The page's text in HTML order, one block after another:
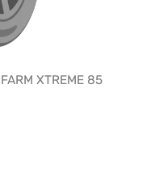
XTREME 85